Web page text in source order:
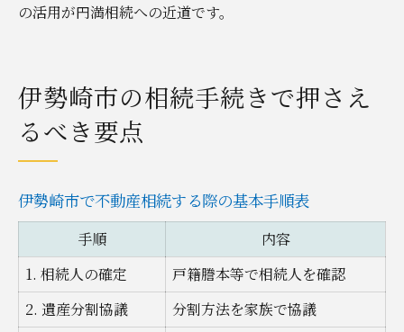
の活用が円満相続への近道です。
伊勢崎市の相続手続きで押さえ
るべき要点
伊勢崎市で不動産相続する際の基本手順表
手順
内容
1. 相続人の確定
戸籍謄本等で相続人を確認
2. 遺産分割協議
分割方法を家族で協議